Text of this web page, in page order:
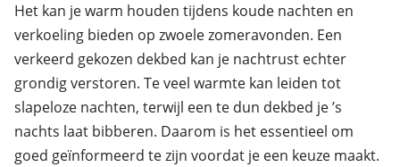
Het kan je warm houden tijdens koude nachten en
verkoeling bieden op zwoele zomeravonden. Een
verkeerd gekozen dekbed kan je nachtrust echter
grondig verstoren. Te veel warmte kan leiden tot
slapeloze nachten, terwijl een te dun dekbed je ’s
nachts laat bibberen. Daarom is het essentieel om
goed geïnformeerd te zijn voordat je een keuze maakt.